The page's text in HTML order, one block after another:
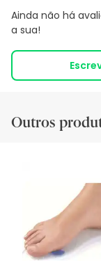
Ainda não há
a sua!
Outros